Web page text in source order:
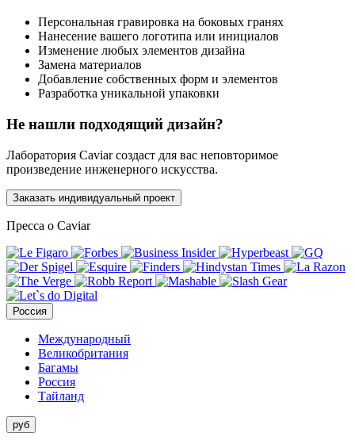
Персональная гравировка на боковых гранях
Нанесение вашего логотипа или инициалов
Изменение любых элементов дизайна
Замена материалов
Добавление собственных форм и элементов
Разработка уникальной упаковки
Не нашли подходящий дизайн?
Лаборатория Caviar создаст для вас неповторимое
произведение инженерного искусства.
Заказать индивидуальный проект
Пресса о Caviar
Россия
Международный
Великобритания
Багамы
Россия
Тайланд
руб